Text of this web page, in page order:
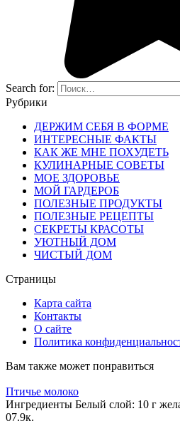
Search for:
Рубрики
ДЕРЖИМ СЕБЯ В ФОРМЕ
ИНТЕРЕСНЫЕ ФАКТЫ
КАК ЖЕ МНЕ ПОХУДЕТЬ
КУЛИНАРНЫЕ СОВЕТЫ
МОЕ ЗДОРОВЬЕ
МОЙ ГАРДЕРОБ
ПОЛЕЗНЫЕ ПРОДУКТЫ
ПОЛЕЗНЫЕ РЕЦЕПТЫ
СЕКРЕТЫ КРАСОТЫ
УЮТНЫЙ ДОМ
ЧИСТЫЙ ДОМ
Страницы
Карта сайта
Контакты
О сайте
Политика
Вам также может понравиться
Птичье молоко
Ингредиенты Белый слой: 10 г
07.9к.